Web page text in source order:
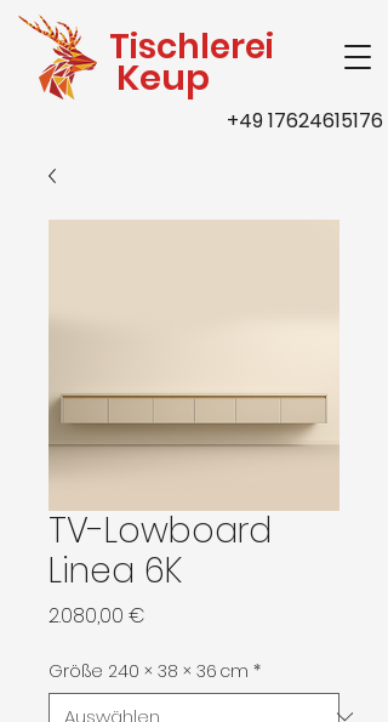
Keup
Tischlerei
+49 17624615176
TV-Lowboard
Linea 6K
2.080,00 €
Größe 240 × 38 × 36 cm *